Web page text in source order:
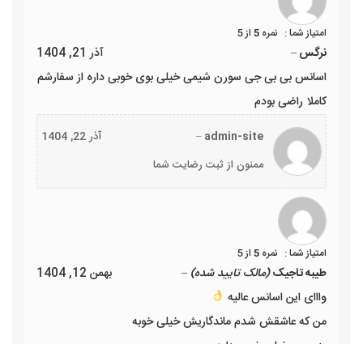
نمره 5 از 5
نرگس–
آذر 21, 1404
اسانس بی بی جی سورن شیمی خیلی بوی خوبی داره از سفارشم
کاملا راضی بودم
admin-site
–
آذر 22, 1404
ممنون از ثبت رضایت شما
نمره 5 از 5
طیبه تاجیک(مالک تایید شده) –
بهمن 12, 1404
وااای این اسانس عالیه
من که عاشقش شدم ماندگاریش خیلی خوبه